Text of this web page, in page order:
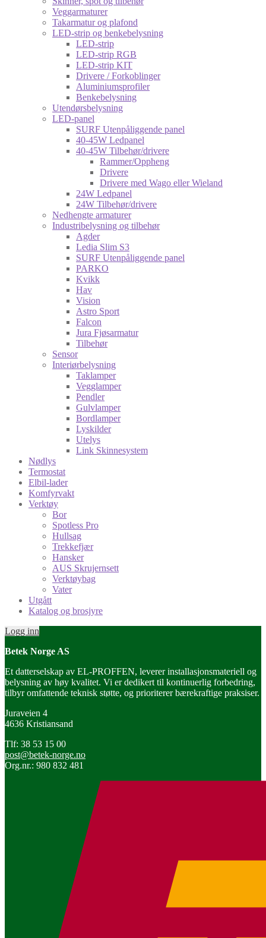
Veggarmaturer
Takarmatur og plafond
LED-strip og benkebelysning
LED-strip
LED-strip RGB
LED-strip KIT
Drivere / Forkoblinger
Aluminiumsprofiler
Benkebelysning
Utendørsbelysning
LED-panel
SURF Utenpåliggende panel
40-45W Ledpanel
40-45W Tilbehør/drivere
Rammer/Oppheng
Drivere
Drivere med Wago eller Wieland
24W Ledpanel
24W Tilbehør/drivere
Nedhengte armaturer
Industribelysning og tilbehør
Agder
Ledia Slim S3
SURF Utenpåliggende panel
PARKO
Kvikk
Hav
Vision
Astro Sport
Falcon
Jura Fjøsarmatur
Tilbehør
Sensor
Interiørbelysning
Taklamper
Vegglamper
Pendler
Gulvlamper
Bordlamper
Lyskilder
Utelys
Link Skinnesystem
Nødlys
Termostat
Elbil-lader
Komfyrvakt
Verktøy
Bor
Spotless Pro
Hullsag
Trekkefjær
Hansker
AUS Skrujernsett
Verktøybag
Vater
Utgått
Katalog og brosjyre
Logg inn
Betek Norge AS
Et datterselskap av EL-PROFFEN, leverer installasjonsmateriell og
belysning av høy kvalitet. Vi er dedikert til kontinuerlig forbedring,
tilbyr omfattende teknisk støtte, og prioriterer bærekraftige praksiser.
Juraveien 4
4636 Kristiansand
Tlf: 38 53 15 00
post@betek-norge.no
Org.nr.: 980 832 481